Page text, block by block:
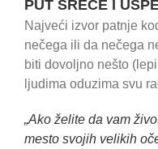
PUT SREĆE I
Najveći izvor patnje
nečega ili da nečega
biti dovoljno nešto
ljudima oduzima svu
„Ako želite da vam
mesto svojih velikih